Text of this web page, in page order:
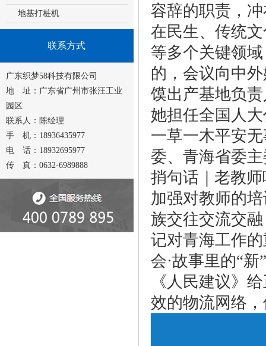
地基打桩机
联系方式
广东织梦58科技有限公司
地 址：广东省广州市张汪工业
园区
联系人：陈经理
手 机：18936435977
电 话：18932695977
传 真：0632-6989888
容辞的职责，
在民生、传统
等多个关键领
的，会议向中
馍出产基地负
她担任全国人
一草一木平安
委、青海省委
捎句话｜老教
加强对教师的
族交往交流交
记对青海工作
会·故事里的“
《人民建议》
效的物流网络